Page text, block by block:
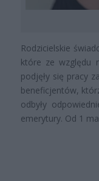
Rodzicielskie
które ze względu
podjęły się pracy
beneficjentów,
odbyły
emerytury. Od 1